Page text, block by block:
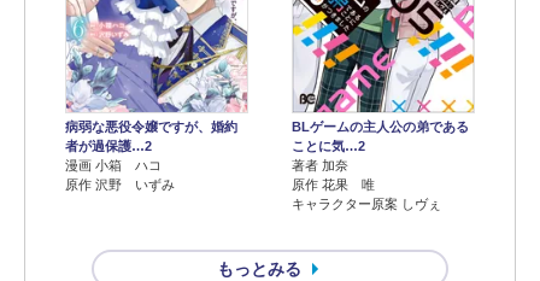
病弱な悪役令嬢ですが、婚約
者が過保護…2
漫画 小箱 ハコ
原作 沢野 いずみ
BLゲームの主人公の弟である
ことに気…2
著者 加奈
原作 花果 唯
キャラクター原案 しヴぇ
もっとみる